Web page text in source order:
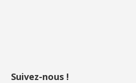
Suivez-nous !